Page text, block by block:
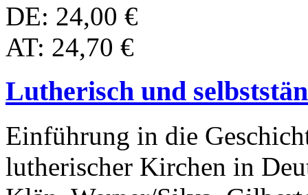
DE: 24,00 €
AT: 24,70 €
Lutherisch und
Einführung in die
lutherischer Kirchen in